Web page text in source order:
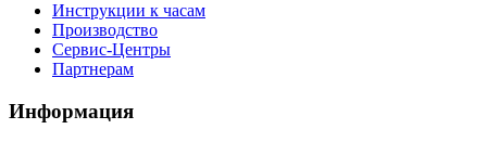
Инструкции к часам
Производство
Сервис-Центры
Партнерам
Информация